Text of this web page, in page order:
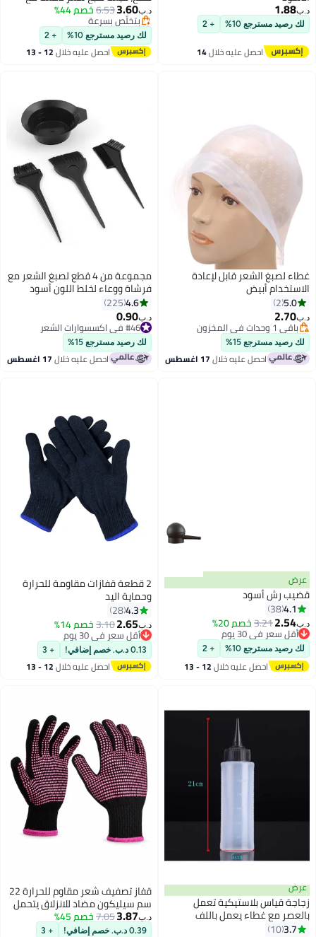
د.ب‏1.88
لك رصيد مسترجع 10% + 2
احصل عليه خلال14
اغسطس
خطافات بلاستيكية، قبعة صبغ شعر
قابلة لإعادة الاستخدام مع خطافات -
أزرق
د.ب‏3.60
6.53خصم 44%
بتخلّص بسرعة
بتخلّص بسرعة
لك رصيد مسترجع 10% + 2
احصل عليه خلال 12 - 13
اغسطس
غطاء لصبغ الشعر قابل لإعادة
الاستخدام أبيض
5.0
2
د.ب‏2.70
باقي 1 وحدات في المخزون
باقي 1 وحدات في المخزون
لك رصيد مسترجع 15%
احصل عليه خلال17 اغسطس
مجموعة من 4 قطع لصبغ الشعر مع
فرشاة ووعاء لخلط اللون أسود
4.6
225
د.ب‏0.90
#46 في اكسسوارات الشعر
#46 في اكسسوارات الشعر
لك رصيد مسترجع 15%
احصل عليه خلال17 اغسطس
عرض
قضيب رش أسود
4.1
38
د.ب‏2.54
3.21خصم 20%
أقل سعر في 30 يوم
أقل سعر في 30 يوم
لك رصيد مسترجع 10% + 2
احصل عليه خلال 12 - 13
2 قطعة قفازات مقاومة للحرارة
وحماية اليد
4.3
28
د.ب‏2.65
3.10خصم 14%
أقل سعر في 30 يوم
أقل سعر في 30 يوم
0.13 د.ب. خصم إضافي! + 3
احصل عليه خلال 12 - 13
عرض
زجاجة قياس بلاستيكية تعمل
بالعصر مع غطاء يعمل باللف
شفاف/أسود 150ملليلتر
3.7
10
قفاز تصفيف شعر مقاوم للحرارة 22
سم سيليكون مضاد للانزلاق يتحمل
حتى 250 درجة مئوية قفاز حماية
من الحروق لمكواة التجعيد ومكواة
د.ب‏3.87
7.05خصم 45%
0.39 د.ب. خصم إضافي! + 3